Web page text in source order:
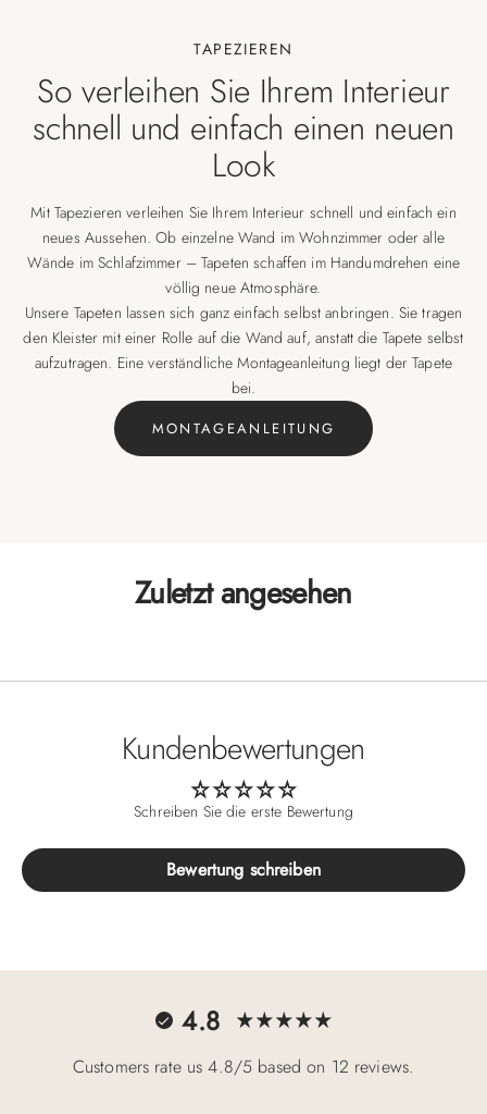
TAPEZIEREN
So verleihen Sie Ihrem Interieur
schnell und einfach einen neuen
Look
Mit Tapezieren verleihen Sie Ihrem Interieur schnell und einfach ein
neues Aussehen. Ob einzelne Wand im Wohnzimmer oder alle
Wände im Schlafzimmer – Tapeten schaffen im Handumdrehen eine
völlig neue Atmosphäre.
Unsere Tapeten lassen sich ganz einfach selbst anbringen. Sie tragen
den Kleister mit einer Rolle auf die Wand auf, anstatt die Tapete selbst
aufzutragen. Eine verständliche Montageanleitung liegt der Tapete
bei.
MONTAGEANLEITUNG
Zuletzt angesehen
Kundenbewertungen
Schreiben Sie die erste Bewertung
Bewertung schreiben
4.8
Customers rate us 4.8/5 based on 12 reviews.